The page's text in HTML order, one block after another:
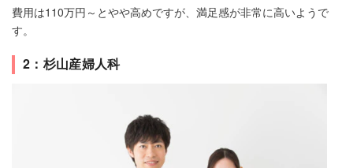
費用は110万円～とやや高めですが、満足感が非常に高いようで
す。
2：杉山産婦人科